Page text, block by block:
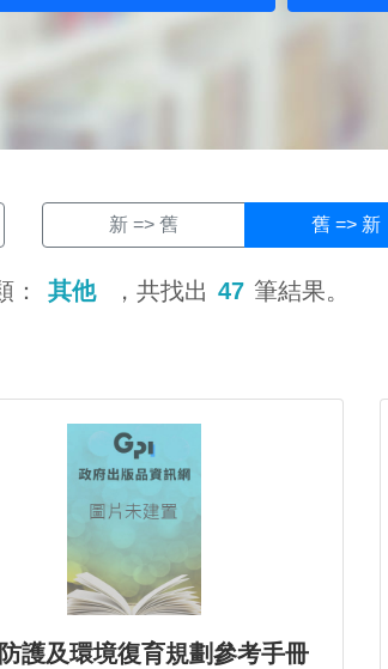
新 => 舊 舊 => 新
： 其他 ，共找出 47 筆結果。
護及環境復育規劃參考手冊